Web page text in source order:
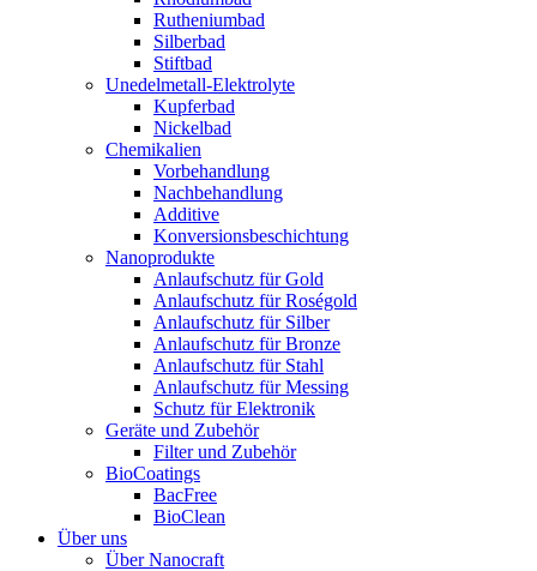
Rutheniumbad
Silberbad
Stiftbad
Unedelmetall-Elektrolyte
Kupferbad
Nickelbad
Chemikalien
Vorbehandlung
Nachbehandlung
Additive
Konversionsbeschichtung
Nanoprodukte
Anlaufschutz für Gold
Anlaufschutz für Roségold
Anlaufschutz für Silber
Anlaufschutz für Bronze
Anlaufschutz für Stahl
Anlaufschutz für Messing
Schutz für Elektronik
Geräte und Zubehör
Filter und Zubehör
BioCoatings
BacFree
BioClean
Über uns
Über Nanocraft